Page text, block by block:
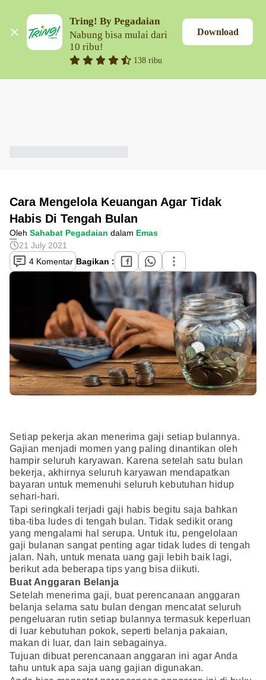
Tring! By Pegadaian
Nabung bisa mulai dari
10 ribu!
138 ribu
Download
Cara Mengelola Keuangan Agar Tidak
Habis Di Tengah Bulan
Oleh Sahabat Pegadaian dalam Emas
21 July 2021
4 Komentar Bagikan :
Setiap pekerja akan menerima gaji setiap bulannya.
Gajian menjadi momen yang paling dinantikan oleh
hampir seluruh karyawan. Karena setelah satu bulan
bekerja, akhirnya seluruh karyawan mendapatkan
bayaran untuk memenuhi seluruh kebutuhan hidup
sehari-hari.
Tapi seringkali terjadi gaji habis begitu saja bahkan
tiba-tiba ludes di tengah bulan. Tidak sedikit orang
yang mengalami hal serupa. Untuk itu, pengelolaan
gaji bulanan sangat penting agar tidak ludes di tengah
jalan. Nah, untuk menata uang gaji lebih baik lagi,
berikut ada beberapa tips yang bisa diikuti.
Buat Anggaran Belanja
Setelah menerima gaji, buat perencanaan anggaran
belanja selama satu bulan dengan mencatat seluruh
pengeluaran rutin setiap bulannya termasuk keperluan
di luar kebutuhan pokok, seperti belanja pakaian,
makan di luar, dan lain sebagainya.
Tujuan dibuat perencanaan anggaran ini agar Anda
tahu untuk apa saja uang gajian digunakan.